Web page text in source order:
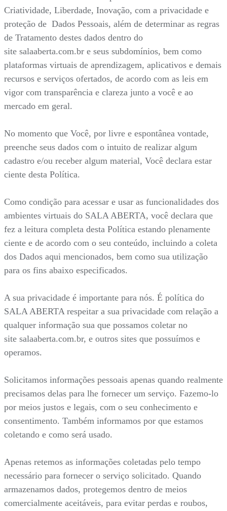
Criatividade, Liberdade, Inovação, com a privacidade e
proteção de Dados Pessoais, além de determinar as regras
de Tratamento destes dados dentro do
site salaaberta.com.br e seus subdomínios, bem como
plataformas virtuais de aprendizagem, aplicativos e demais
recursos e serviços ofertados, de acordo com as leis em
vigor com transparência e clareza junto a você e ao
mercado em geral.
No momento que Você, por livre e espontânea vontade,
preenche seus dados com o intuito de realizar algum
cadastro e/ou receber algum material, Você declara estar
ciente desta Política.
Como condição para acessar e usar as funcionalidades dos
ambientes virtuais do SALA ABERTA, você declara que
fez a leitura completa desta Política estando plenamente
ciente e de acordo com o seu conteúdo, incluindo a coleta
dos Dados aqui mencionados, bem como sua utilização
para os fins abaixo especificados.
A sua privacidade é importante para nós. É política do
SALA ABERTA respeitar a sua privacidade com relação a
qualquer informação sua que possamos coletar no
site salaaberta.com.br, e outros sites que possuímos e
operamos.
Solicitamos informações pessoais apenas quando realmente
precisamos delas para lhe fornecer um serviço. Fazemo-lo
por meios justos e legais, com o seu conhecimento e
consentimento. Também informamos por que estamos
coletando e como será usado.
Apenas retemos as informações coletadas pelo tempo
necessário para fornecer o serviço solicitado. Quando
armazenamos dados, protegemos dentro de meios
comercialmente aceitáveis, para evitar perdas e roubos,